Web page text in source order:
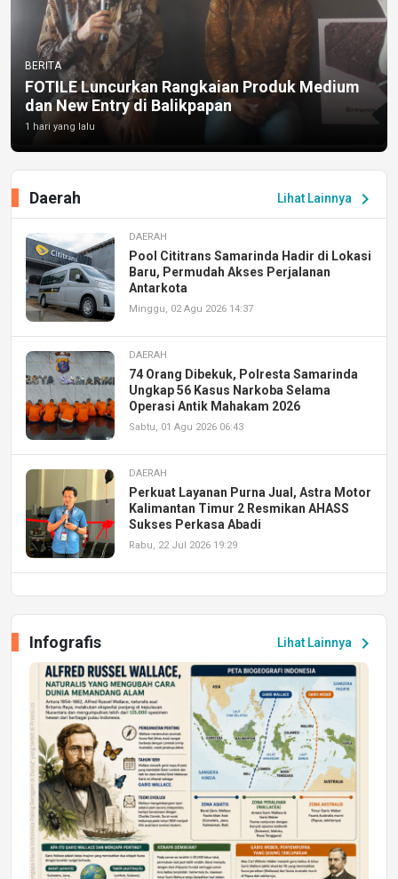
BERITA
FOTILE Luncurkan Rangkaian Produk Medium
dan New Entry di Balikpapan
1 hari yang lalu
Lihat Lainnya chevron_right
Daerah
DAERAH
Pool Cititrans Samarinda Hadir di Lokasi
Baru, Permudah Akses Perjalanan
Antarkota
Minggu, 02 Agu 2026 14:37
DAERAH
74 Orang Dibekuk, Polresta Samarinda
Ungkap 56 Kasus Narkoba Selama
Operasi Antik Mahakam 2026
Sabtu, 01 Agu 2026 06:43
DAERAH
Perkuat Layanan Purna Jual, Astra Motor
Kalimantan Timur 2 Resmikan AHASS
Sukses Perkasa Abadi
Rabu, 22 Jul 2026 19:29
Peluang Kerja dan Magang
Jumat, 17 Jul 2026 22:30
DAERAH
Astra Motor Kalimantan Timur 2 Dukung
Mahasiswa Samarinda dalam Astra
Honda SDGs Future Leaders 2026
Jumat, 10 Jul 2026 19:01
Lihat Lainnya chevron_right
Infografis